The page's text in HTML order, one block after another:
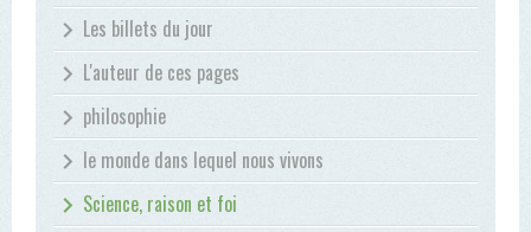
Les billets du jour
L'auteur de ces pages
philosophie
le monde dans lequel nous vivons
Science, raison et foi